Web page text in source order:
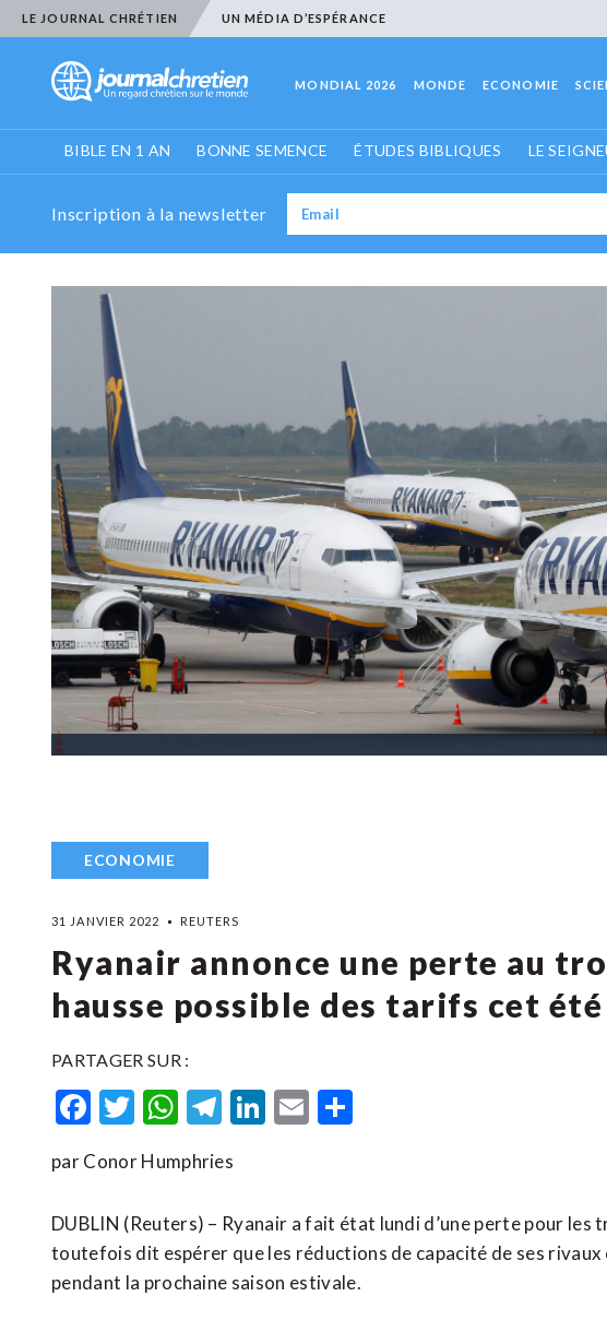
LE JOURNAL CHRÉTIEN UN MÉDIA D’ESPÉRANCE
MONDIAL 2026 MONDE ECONOMIE
BIBLE EN 1 AN BONNE SEMENCE ÉTUDES BIBLIQUES LE
Inscription à la newsletter
ECONOMIE
31 JANVIER 2022 REUTERS
Ryanair annonce une perte au
hausse possible des tarifs cet été
PARTAGER SUR :
Facebook
Twitter
WhatsApp
Telegram
LinkedIn
Email
par Conor Humphries
DUBLIN (Reuters) – Ryanair a fait état lundi d’une perte pour les
toutefois dit espérer que les réductions de capacité de ses
pendant la prochaine saison estivale.